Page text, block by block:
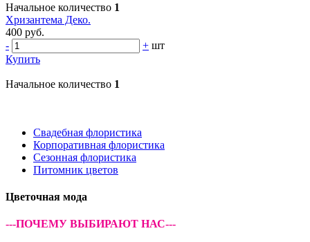
Начальное количество 1
Хризантема Деко.
400 руб.
-
+ шт
Купить
Начальное количество 1
Свадебная флористика
Корпоративная флористика
Сезонная флористика
Питомник цветов
Цветочная мода
---ПОЧЕМУ ВЫБИРАЮТ НАС---